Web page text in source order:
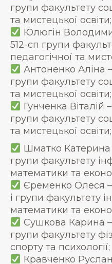
групи факультету
та мистецької освіти;
Юлюгін
512-сп групи
педагогічної та
Антоненко Аліна
групи факультету
та мистецької освіти;
Гунченка Віталій
групи факультету
та мистецької освіти;
Шматко Катерина
групи факультету
математики та
Єременко Олеся –
і групи факультету
математики та
Сушкова Карина
групи факультету
спорту та психології;
Кравченко